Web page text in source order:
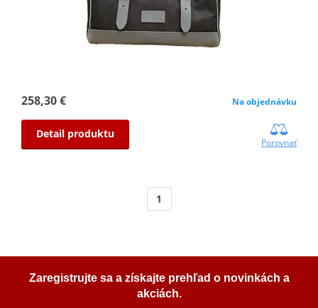
258,30 € Na objednávku
Detail produktu
Porovnať
1
Zaregistrujte sa a získajte prehľad o novinkách a
akciách.